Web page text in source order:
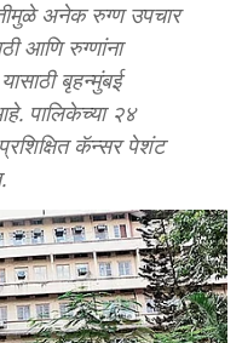
अनेक रुग्ण उपचार
आणि रुग्णांना
बृहन्मुंबई
पालिकेच्या २४
कॅन्सर पेशंट